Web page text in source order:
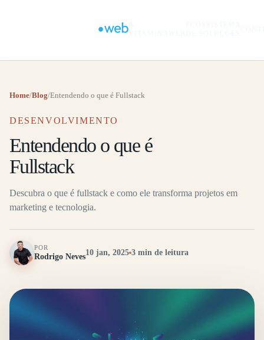
Home/Blog/Entendendo o que é Fullstack
DESENVOLVIMENTO
Entendendo o que é
Fullstack
Descubra o que é fullstack e como ele transforma projetos em
marketing e tecnologia.
POR
Rodrigo Neves10 jan, 2025 3 min de leitura